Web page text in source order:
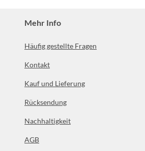
Mehr Info
Häufig gestellte Fragen
Kontakt
Kauf und Lieferung
Rücksendung
Nachhaltigkeit
AGB